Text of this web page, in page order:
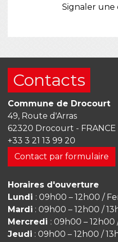
Signaler
Contacts
Commune de Drocourt
49, Route d'Arras
62320 Drocourt - FRANCE
+33 3 21 13 99 20
Contact par formulaire
Horaires d'ouverture
Lundi : 09h00 – 12h00 /
Mardi : 09h00 – 12h00 /
Mercredi : 09h00 – 12h00
Jeudi : 09h00 – 12h00 /